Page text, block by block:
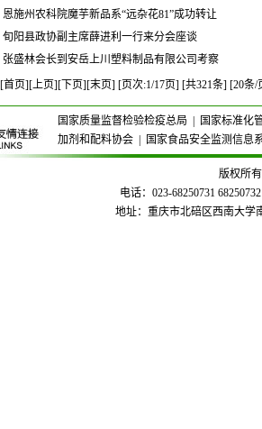
恩施州农科院魔芋新品系“远杂花81”成功转让
旬阳县政协副主席薛进利一行来分会座谈
张盛林会长到安岳上川塑料制品有限公司考察
[首页][上页][下页][末页] [页次:1/17页] [共321条] [20条/
国家质量监督检验检疫总局
国家标准化
加剂和配料协会
国家食品安全监测信息
版权所
电话：023-68250731
地址：重庆市北碚区西南大学